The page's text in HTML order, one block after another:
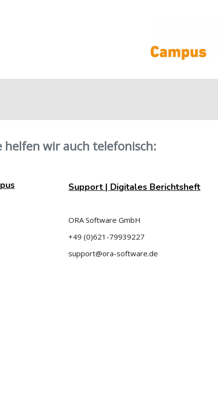
helfen wir auch telefonisch:
Support | Digitales Berichtsheft
ORA Software GmbH
+49 (0)621-79939227
support@ora-software.de